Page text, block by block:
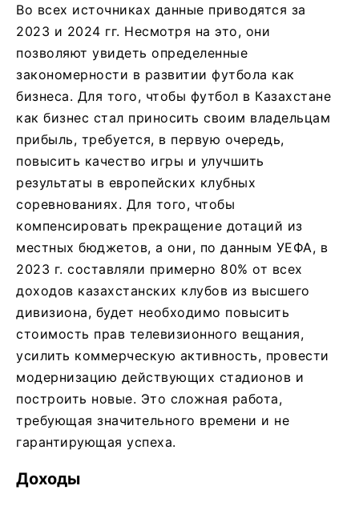
Во всех источниках данные приводятся за
2023 и 2024 гг. Несмотря на это, они
позволяют увидеть определенные
закономерности в развитии футбола как
бизнеса. Для того, чтобы футбол в Казахстане
как бизнес стал приносить своим владельцам
прибыль, требуется, в первую очередь,
повысить качество игры и улучшить
результаты в европейских клубных
соревнованиях. Для того, чтобы
компенсировать прекращение дотаций из
местных бюджетов, а они, по данным УЕФА, в
2023 г. составляли примерно 80% от всех
доходов казахстанских клубов из высшего
дивизиона, будет необходимо повысить
стоимость прав телевизионного вещания,
усилить коммерческую активность, провести
модернизацию действующих стадионов и
построить новые. Это сложная работа,
требующая значительного времени и не
гарантирующая успеха.
Доходы